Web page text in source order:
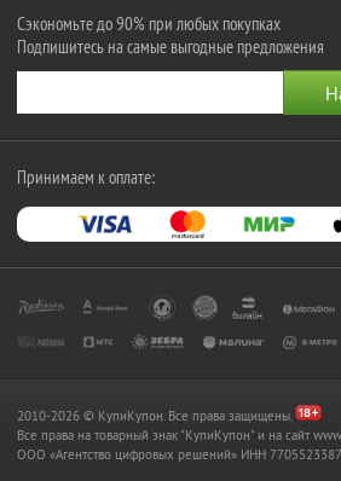
Сэкономьте до 90% при любых покупках
Подпишитесь на самые выгодные предложения
Принимаем к оплате:
2010-2026 © КупиКупон. Все права защищены.
Все права на товарный знак "КупиКупон" и на сайт
OOO «Агентство цифровых решений» ИНН